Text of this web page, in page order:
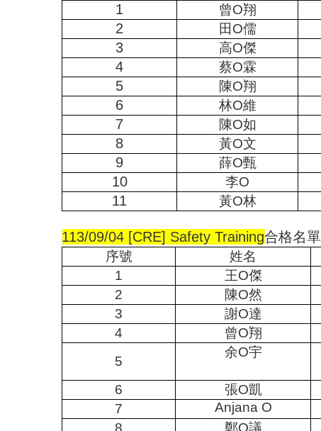
1
曾O翔
2 田 O儒
3 高O傑
4 蔡O霖
5 陳O翔
6 林O維
7 陳O如
8 黃O文
9 薛O甄
10 李O
11 黃O林
113/09/04 [CRE] Safety Training合格名單
序號 姓名
1
王O傑
2
陳O然
3
謝O達
4
曾O翔
5
余O宇
6
張O凱
7
Anjana O
8
鄭O議